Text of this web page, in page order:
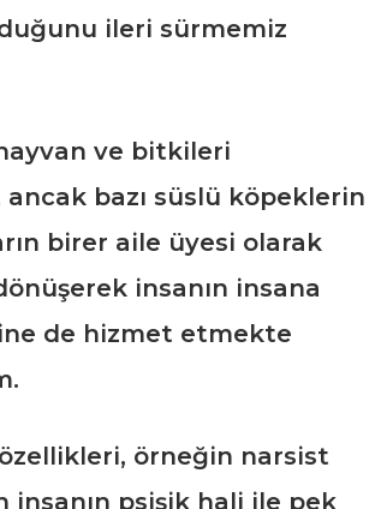
ileri sürmemiz
ve bitkileri
bazı süslü köpeklerin
birer aile üyesi olarak
insanın insana
de hizmet etmekte
örneğin narsist
psişik hali ile pek